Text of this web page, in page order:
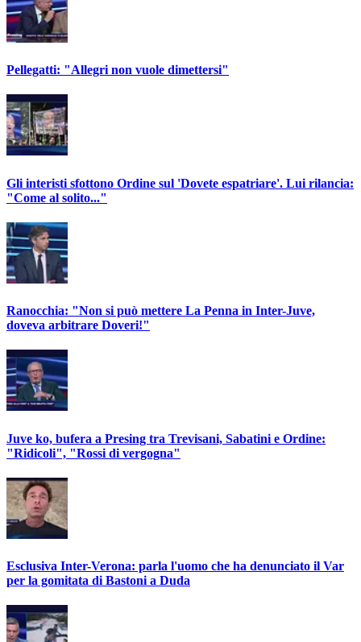
Pellegatti: "Allegri non vuole dimettersi"
Gli interisti sfottono Ordine sul 'Dovete espatriare'. Lui rilancia:
"Come al solito..."
Ranocchia: "Non si può mettere La Penna in Inter-Juve,
doveva arbitrare Doveri!"
Juve ko, bufera a Presing tra Trevisani, Sabatini e Ordine:
"Ridicoli", "Rossi di vergogna"
Esclusiva Inter-Verona: parla l'uomo che ha denunciato il Var
per la gomitata di Bastoni a Duda